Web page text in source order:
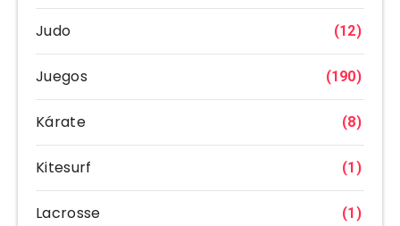
Judo (12)
Juegos (190)
Kárate (8)
Kitesurf (1)
Lacrosse (1)